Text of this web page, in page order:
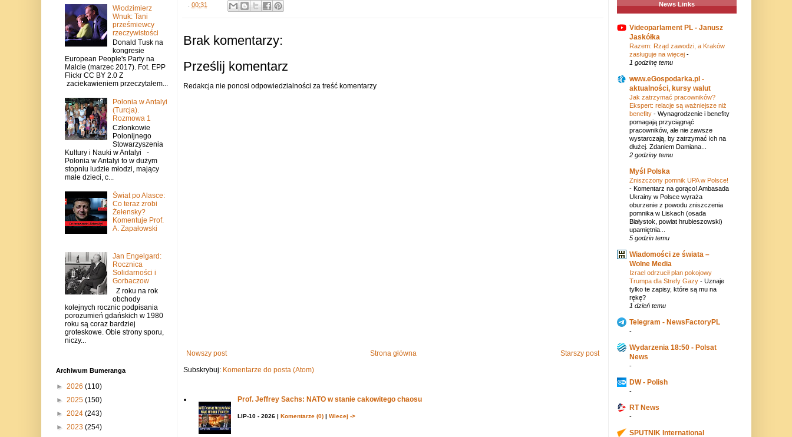
. 00:31
Brak komentarzy:
Prześlij komentarz
Redakcja nie ponosi odpowiedzialności za treść komentarzy
Nowszy post Starszy post
Strona główna
Subskrybuj: Komentarze do posta (Atom)
Prof. Jeffrey Sachs: NATO w stanie cakowitego chaosu
LIP-10 - 2026 | Komentarze (0)| Wiecej ->
Włodzimierz
Wnuk: Tani
prześmiewcy
rzeczywistości
Donald Tusk na
kongresie
European People's Party na
Malcie (marzec 2017). Fot. EPP
Flickr CC BY 2.0 Z
zaciekawieniem przeczytałem...
Polonia w Antalyi
(Turcja).
Rozmowa 1
Członkowie
Polonijnego
Stowarzyszenia
Kultury i Nauki w Antalyi -
Polonia w Antalyi to w dużym
stopniu ludzie młodzi, mający
małe dzieci, c...
Świat po Alasce:
Co teraz zrobi
Żełensky?
Komentuje Prof.
A. Zapałowski
Jan Engelgard:
Rocznica
Solidarności i
Gorbaczow
Z roku na rok
obchody
kolejnych rocznic podpisania
porozumień gdańskich w 1980
roku są coraz bardziej
groteskowe. Obie strony sporu,
niczy...
Archiwum Bumeranga
► 2026 (110)
► 2025 (150)
► 2024 (243)
► 2023 (254)
News Links
Videoparlament PL - Janusz
Jaskółka
Razem: Rząd zawodzi, a Kraków
zasługuje na więcej -
1 godzinę temu
www.eGospodarka.pl -
aktualności, kursy walut
Jak zatrzymać pracowników?
Ekspert: relacje są ważniejsze niż
benefity - Wynagrodzenie i benefity
pomagają przyciągnąć
pracowników, ale nie zawsze
wystarczają, by zatrzymać ich na
dłużej. Zdaniem Damiana...
2 godziny temu
Myśl Polska
Zniszczony pomnik UPA w Polsce!
- Komentarz na gorąco! Ambasada
Ukrainy w Polsce wyraża
oburzenie z powodu zniszczenia
pomnika w Liskach (osada
Białystok, powiat hrubieszowski)
upamiętnia...
5 godzin temu
Wiadomości ze świata –
Wolne Media
Izrael odrzucił plan pokojowy
Trumpa dla Strefy Gazy - Uznaje
tylko te zapisy, które są mu na
rękę?
1 dzień temu
Telegram - NewsFactoryPL
-
Wydarzenia 18:50 - Polsat
News
-
DW - Polish
-
RT News
-
SPUTNIK International